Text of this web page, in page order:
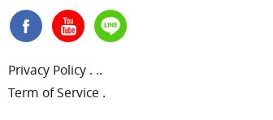
Privacy Policy . ..
Term of Service .